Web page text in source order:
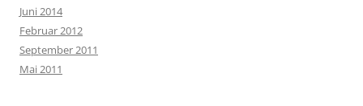
Juni 2014
Februar 2012
September 2011
Mai 2011